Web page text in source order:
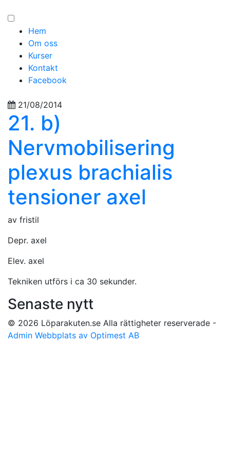
Hem
Om oss
Kurser
Kontakt
Facebook
21/08/2014
21. b)
Nervmobilisering
plexus brachialis
tensioner axel
av fristil
Depr. axel
Elev. axel
Tekniken utförs i ca 30 sekunder.
Senaste nytt
© 2026 Löparakuten.se Alla rättigheter reserverade -
Admin Webbplats av Optimest AB